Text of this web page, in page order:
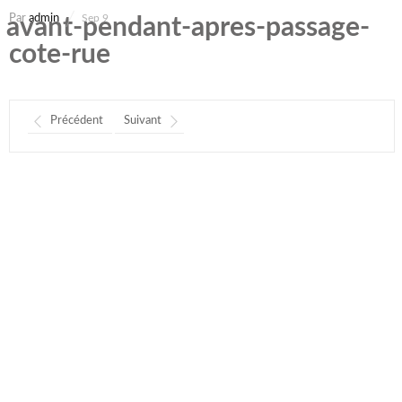
avant-pendant-apres-passage-
cote-rue
Par admin Sep 9
Précédent Suivant